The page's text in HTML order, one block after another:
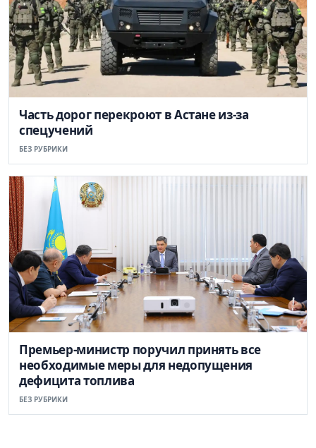
Часть дорог перекроют в Астане из-за
спецучений
БЕЗ РУБРИКИ
Премьер-министр поручил принять все
необходимые меры для недопущения
дефицита топлива
БЕЗ РУБРИКИ